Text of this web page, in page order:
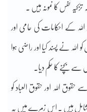
نفس کا نمونہ ہیں ۔
کے احکامات کی حامی اور
نے پسند کیا اور راضی ہوا
سے بچنے کا حکم دیا۔
اللہ اور حقوق العباد کو
شامل ہیں ۔ اس زمرے میں یہ